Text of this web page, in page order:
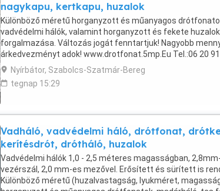
nagykapu, kertkapu, huzalok
Különböző méretű horganyzott és műanyagos
vadvédelmi hálók, valamint horganyzott és fekete
forgalmazása. Változás jogát fenntartjuk! Nagyobb
árkedvezményt adok! www.drotfonat.5mp.Eu Tel.:06 20
Nyírbátor, Szabolcs-Szatmár-Bereg
tegnap 15:29
Vadháló, vadvédelmi háló, drótfonat,
kerítésdrót, drótháló, huzalok
Vadvédelmi hálók 1,0 - 2,5 méteres magasságban,
vezérszál, 2,0 mm-es mezővel. Erősített és sürített is
Különböző méretű (huzalvastagság, lyukméret,